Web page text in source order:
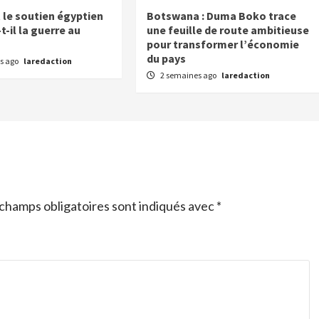
soutien égyptien
il la guerre au
ago laredaction
Botswana : Duma Boko trace
une feuille de route ambitieuse
pour transformer l’économie
du pays
2 semaines ago laredaction
obligatoires sont indiqués avec*